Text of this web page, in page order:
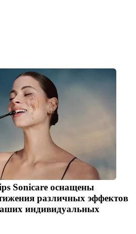
Sonicare оснащены
различных эффектов
индивидуальных